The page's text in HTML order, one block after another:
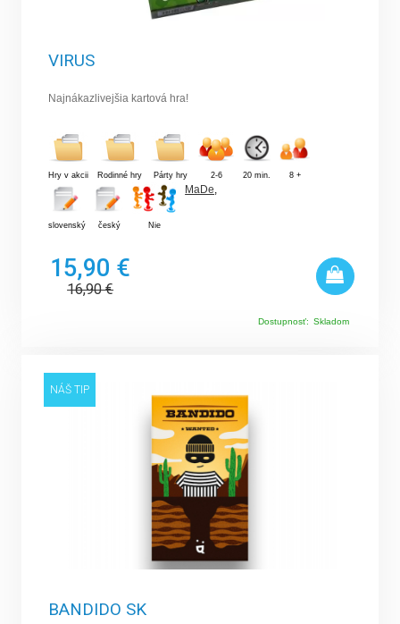
VIRUS
Najnákazlivejšia kartová hra!
Hry v akcii Rodinné hry Párty hry 2-6 20 min. 8 +
slovenský český Nie
MaDe,
15,90 €
16,90€
Dostupnosť: Skladom
NÁŠ TIP
BANDIDO SK